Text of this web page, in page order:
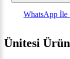
WhatsApp İle
Ünitesi